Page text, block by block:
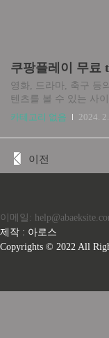
쿠팡플레이 무료
영화, 드라마, 축구 등
텐츠를 볼 수 있는 사
플레이, 웨이브, 디즈
4,990원부터 2~3만 원
있는 서비스로 부담되
비스도 알고 보면 100
플레이 한 달 무료 이
드라마, 예능, 축구, 야
양한 콘텐츠를 광고 없
카테고리 없음 2024.
이전
이메일:
제작 : 아로스
Copyrights © 2022 All